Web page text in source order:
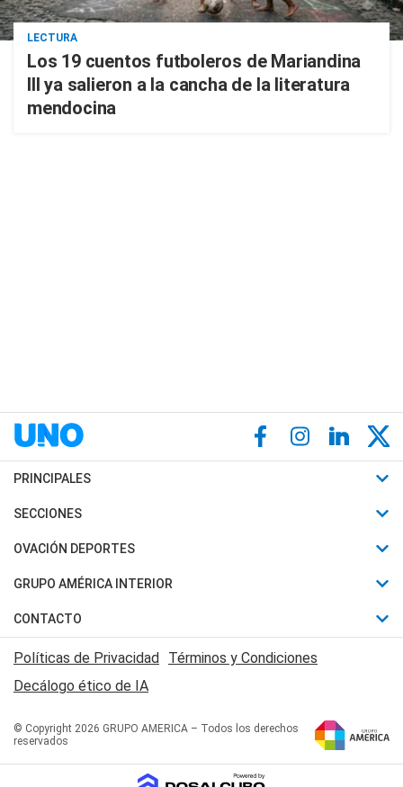
LECTURA
Los 19 cuentos futboleros de Mariandina
III ya salieron a la cancha de la literatura
mendocina
PRINCIPALES
Últimas Noticias
Política
Judiciales
Economia
SECCIONES
Horóscopo
Motores
Trucos caseros
Series y Películas
Edictos y Solicitadas
OVACIÓN DEPORTES
Fútbol
Mundial
Automovilismo
Rugby
Básquet
GRUPO AMÉRICA INTERIOR
Canal 7 en Vivo
San Juan 8
CONTACTO
Acerca de Nosotros
Contactanos
Políticas de Privacidad Términos y Condiciones
Decálogo ético de IA
© Copyright 2026 GRUPO AMERICA – Todos los derechos
reservados